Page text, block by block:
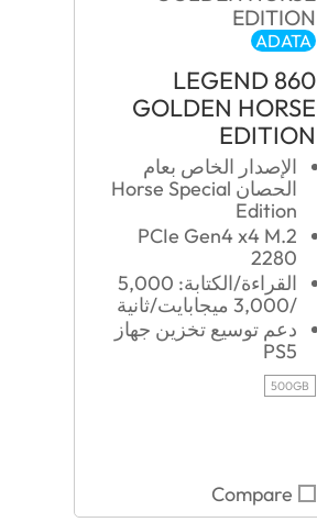
ADATA
LEGEND 860
GOLDEN HORSE
EDITION
الإصدار الخاص بعام
الحصان Horse Special
Edition
PCIe Gen4 x4 M.2
2280
القراءة/الكتابة: 5,000
/3,000 ميجابايت/ثانية
دعم توسيع تخزين جهاز
PS5
500GB
Compare